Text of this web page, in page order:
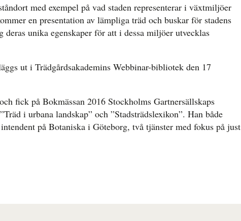
med exempel på vad staden representerar i växtmiljöer
en presentation av lämpliga träd och buskar för stadens
unika egenskaper för att i dessa miljöer utvecklas
ut i Trädgårdsakademins Webbinar-bibliotek den 17
fick på Bokmässan 2016 Stockholms Gartnersällskaps
i urbana landskap” och ”Stadsträdslexikon”. Han både
på Botaniska i Göteborg, två tjänster med fokus på just